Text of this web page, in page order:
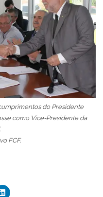
do Presidente
como Vice-Presidente da
FCF.